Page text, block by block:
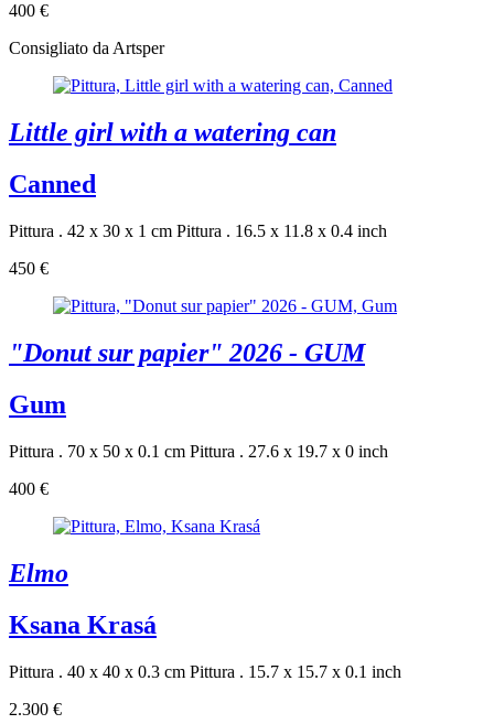
400 €
Consigliato da Artsper
Little girl with a watering can
Canned
Pittura . 42 x 30 x 1 cm Pittura . 16.5 x 11.8 x 0.4 inch
450 €
"Donut sur papier" 2026 - GUM
Gum
Pittura . 70 x 50 x 0.1 cm Pittura . 27.6 x 19.7 x 0 inch
400 €
Elmo
Ksana Krasá
Pittura . 40 x 40 x 0.3 cm Pittura . 15.7 x 15.7 x 0.1 inch
2.300 €